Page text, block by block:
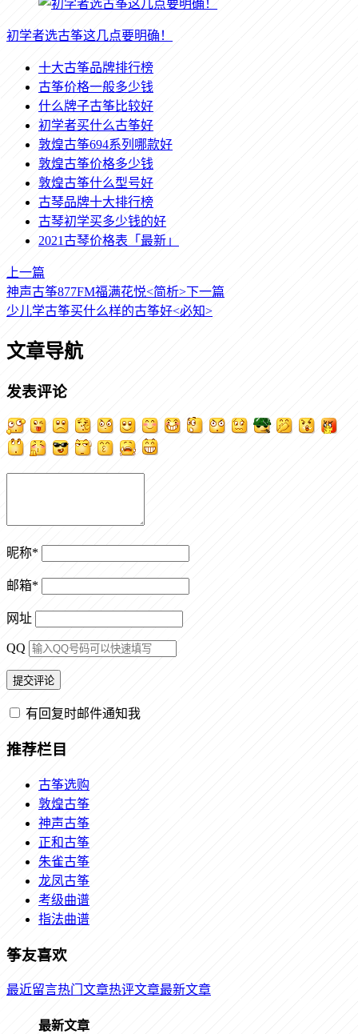
初学者选古筝这几点要明确！
十大古筝品牌排行榜
古筝价格一般多少钱
什么牌子古筝比较好
初学者买什么古筝好
敦煌古筝694系列哪款好
敦煌古筝价格多少钱
敦煌古筝什么型号好
古琴品牌十大排行榜
古琴初学买多少钱的好
2021古琴价格表「最新」
上一篇
神声古筝877FM福满花悦<简析>下一篇
少儿学古筝买什么样的古筝好<必知>
文章导航
发表评论
昵称*
邮箱*
网址
QQ
有回复时邮件通知我
推荐栏目
古筝选购
敦煌古筝
神声古筝
正和古筝
朱雀古筝
龙凤古筝
考级曲谱
指法曲谱
筝友喜欢
最近留言热门文章热评文章最新文章
最新文章